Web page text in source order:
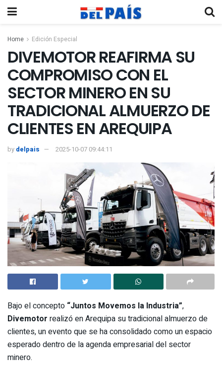
Home Edición Especial
DIVEMOTOR REAFIRMA SU
COMPROMISO CON EL
SECTOR MINERO EN SU
TRADICIONAL ALMUERZO DE
CLIENTES EN AREQUIPA
by delpais 2025-10-07 09:44:11
Bajo el concepto “Juntos Movemos la Industria”,
Divemotor realizó en Arequipa su tradicional almuerzo de
clientes, un evento que se ha consolidado como un espacio
esperado dentro de la agenda empresarial del sector
minero.